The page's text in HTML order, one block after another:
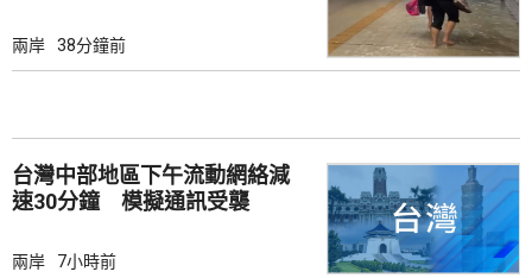
兩岸 38分鐘前
台灣中部地區下午流動網絡減
速30分鐘 模擬通訊受襲
兩岸 7小時前